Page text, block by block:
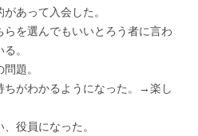
あって入会した。
らを選んでもいいとろう者に言わ
。
題。
がわかるようになった。→楽し
役員になった。